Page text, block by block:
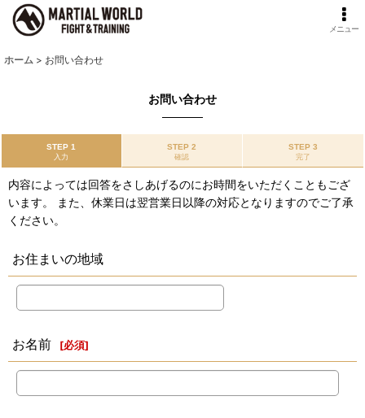
メニュー
ホーム > お問い合わせ
お問い合わせ
STEP 1
入力
STEP 2
確認
STEP 3
完了
内容によっては回答をさしあげるのにお時間をいただくこともござ
います。 また、休業日は翌営業日以降の対応となりますのでご了承
ください。
お住まいの地域
お名前 [必須]